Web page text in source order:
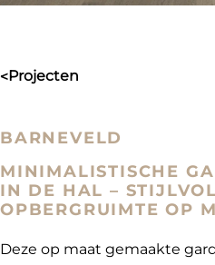
> projecten
BARNEVELD
MINIMALISTISCHE
IN DE HAL –
OPBERGRUIMTE OP
Deze op maat gemaakte